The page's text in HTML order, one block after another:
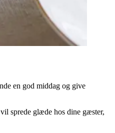
en god middag og give
sprede glæde hos dine gæster,